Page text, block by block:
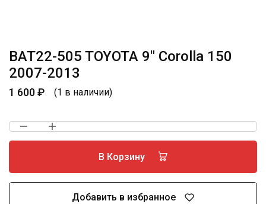
BAT22-505 TOYOTA 9″ Corolla 150
2007-2013
1 600₽ (1 в наличии)
В Корзину
Добавить в избранное